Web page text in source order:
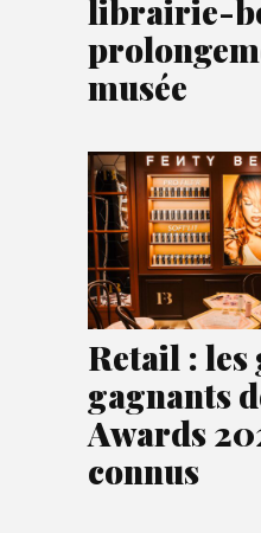
librairie-
musée
Retail : les
gagnants
Awards
connus